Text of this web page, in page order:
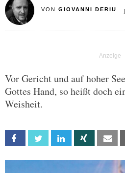
VON GIOVANNI DERIU
Vor Gericht und auf hoher
Gottes Hand, so heißt doch
Weisheit.
Facebook Twitter Linkedin Xing